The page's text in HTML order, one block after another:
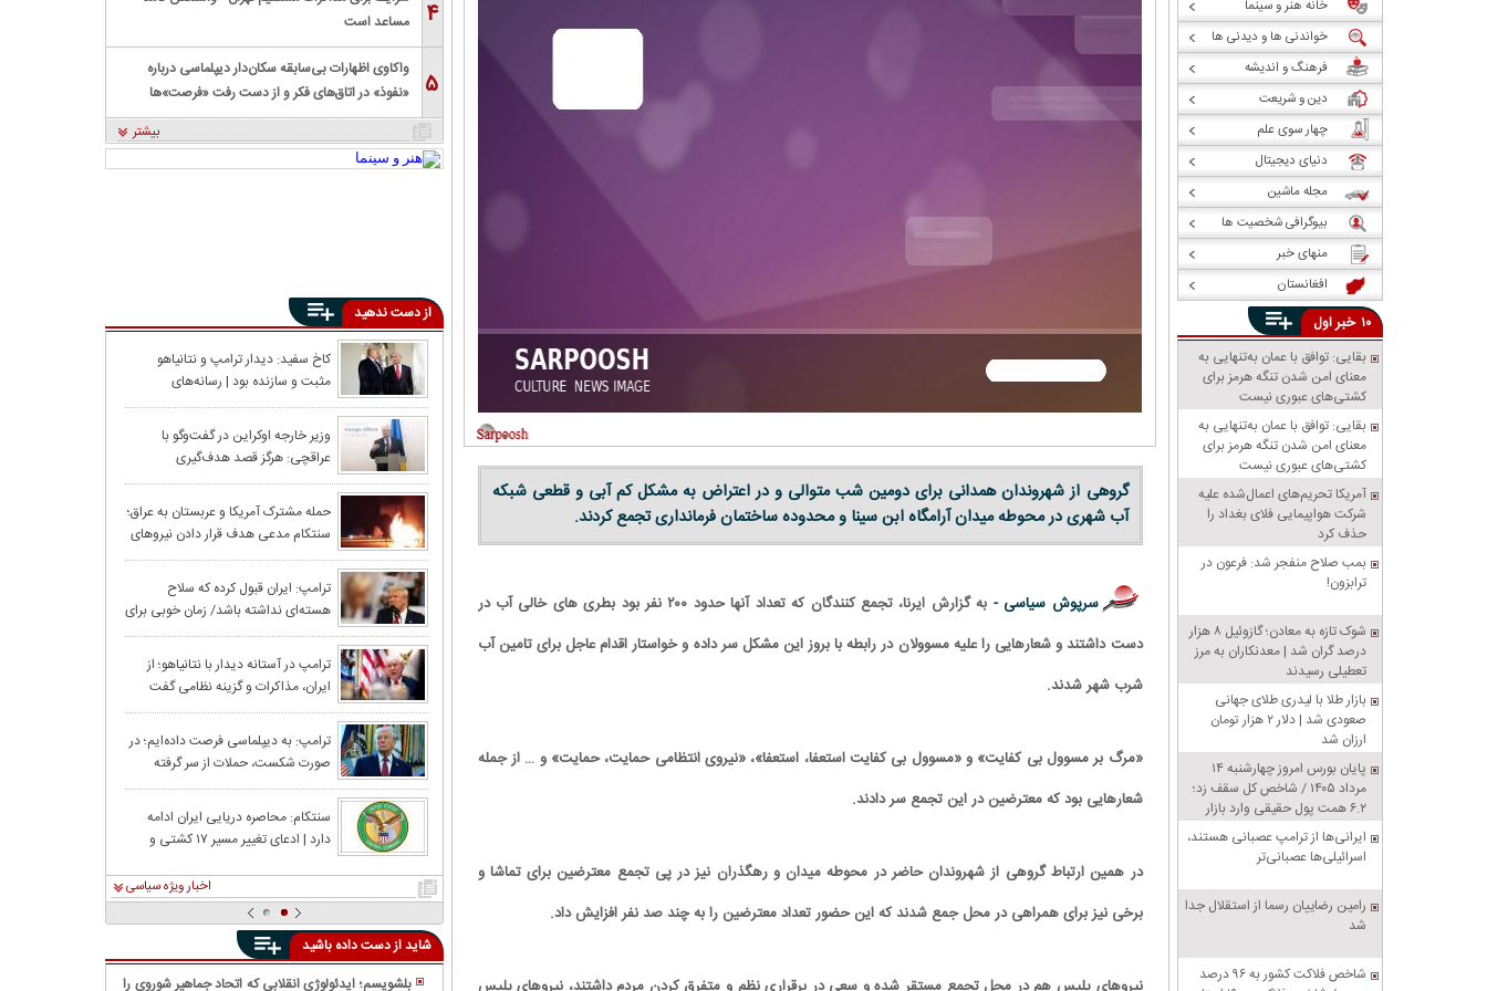
گروهی از شهروندان همدانی برای دومین شب متوالی و در اعتراض به مشکل کم آبی و قطعی شبکه
آب شهری در محوطه میدان آرامگاه ابن سینا و محدوده ساختمان فرمانداری تجمع کردند.
سرپوش سیاسی -
به گزارش ایرنا، تجمع کنندگان که تعداد آنها حدود ۲۰۰ نفر بود بطری های خالی آب در
دست داشتند و شعارهایی را علیه مسوولان در رابطه با بروز این مشکل سر داده و خواستار اقدام عاجل برای تامین آب
شرب شهر شدند.
«مرگ بر مسوول بی کفایت» و «مسوول بی کفایت استعفا، استعفا»، «نیروی انتظامی حمایت، حمایت» و … از جمله
شعارهایی بود که معترضین در این تجمع سر دادند.
در همین ارتباط گروهی از شهروندان حاضر در محوطه میدان و رهگذران نیز در پی تجمع معترضین برای تماشا و
برخی نیز برای همراهی در محل جمع شدند که این حضور تعداد معترضین را به چند صد نفر افزایش داد.
۴
مساعد است
۵
واکاوی اظهارات بی‌سابقه سکان‌دار دیپلماسی درباره
«نفوذ» در اتاق‌های فکر و از دست رفت «فرصت»‌ها
بیشتر
از دست ندهید
کاخ سفید: دیدار ترامپ و نتانیاهو
مثبت و سازنده بود | رسانه‌های
اسرائیلی: ایران محور اصلی مذاکرات
وزیر خارجه اوکراین در گفت‌و‌گو با
عراقچی: هرگز قصد هدف‌گیری
کشتی‌های غیرنظامی یا شهروندان عادی
را نداشته‌ایم
حمله مشترک آمریکا و عربستان به عراق؛
سنتکام مدعی هدف قرار دادن نیروهای
همسو با ایران شد
ترامپ: ایران قبول کرده که سلاح
هسته‌ای نداشته باشد/ زمان خوبی برای
ایران به منظور دستیابی به توافق است
ترامپ در آستانه دیدار با نتانیاهو؛ از
ایران، مذاکرات و گزینه نظامی گفت
ترامپ: به دیپلماسی فرصت داده‌ایم؛ در
صورت شکست، حملات از سر گرفته
می‌شود
سنتکام: محاصره دریایی ایران ادامه
دارد | ادعای تغییر مسیر ۱۷ کشتی و
اخبار ویژه سیاسی
شاید از دست داده باشید
بلشویسم؛ ایدئولوژی انقلابی که اتحاد جماهیر شوروی را
خانه هنر و سینما
خواندنی ها و دیدنی ها
فرهنگ و اندیشه
دین و شریعت
چهار سوی علم
دنیای دیجیتال
مجله ماشین
بیوگرافی شخصیت ها
منهای خبر
افغانستان
۱۰ خبراول
بقایی: توافق با عمان به‌تنهایی به
معنای امن شدن تنگه هرمز برای
کشتی‌های عبوری نیست
بقایی: توافق با عمان به‌تنهایی به
معنای امن شدن تنگه هرمز برای
کشتی‌های عبوری نیست
آمریکا تحریم‌های اعمال‌شده علیه
شرکت هواپیمایی فلای بغداد را
حذف کرد
بمب صلاح منفجر شد: فرعون در
ترابزون!
شوک تازه به معادن؛ گازوئیل ۸ هزار
درصد گران شد | معدنکاران به مرز
تعطیلی رسیدند
بازار طلا با لیدری طلای جهانی
صعودی شد | دلار ۲ هزار تومان
ارزان شد
پایان بورس امروز چهارشنبه ۱۴
مرداد ۱۴۰۵ / شاخص کل سقف زد؛
۶.۲ همت پول حقیقی وارد بازار
ایرانی‌ها از ترامپ عصبانی هستند،
اسرائیلی‌ها عصبانی‌تر
رامین رضاییان رسما از استقلال جدا
شد
شاخص فلاکت کشور به ۹۶ درصد